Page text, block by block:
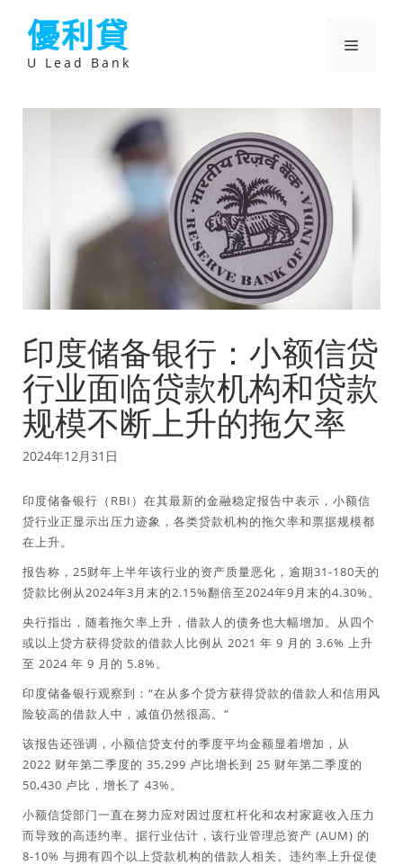
優利貸
U Lead Bank
選
印度储备银行：小额信贷
行业面临贷款机构和贷款
规模不断上升的拖欠率
2024年12月31日
印度储备银行（RBI）在其最新的金融稳定报告中表示，小额信
贷行业正显示出压力迹象，各类贷款机构的拖欠率和票据规模都
在上升。
报告称，25财年上半年该行业的资产质量恶化，逾期31-180天的
贷款比例从2024年3月末的2.15%翻倍至2024年9月末的4.30%。
央行指出，随着拖欠率上升，借款人的债务也大幅增加。从四个
或以上贷方获得贷款的借款人比例从 2021 年 9 月的 3.6% 上升
至 2024 年 9 月的 5.8%。
印度储备银行观察到：“在从多个贷方获得贷款的借款人和信用风
险较高的借款人中，减值仍然很高。”
该报告还强调，小额信贷支付的季度平均金额显着增加，从
2022 财年第二季度的 35,299 卢比增长到 25 财年第二季度的
50,430 卢比，增长了 43%。
小额信贷部门一直在努力应对因过度杠杆化和农村家庭收入压力
而导致的高违约率。据行业估计，该行业管理总资产 (AUM) 的
8-10% 与拥有四个以上贷款机构的借款人相关。违约率上升促使